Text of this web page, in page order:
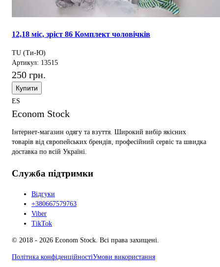
12,18 міс, зріст 86 Комплект чоловічків
TU (Ти-Ю)
Артикул: 13515
250 грн.
Купити
ES
Econom Stock
Інтернет-магазин одягу та взуття. Широкий вибір якісних
товарів від європейських брендів, професійний сервіс та швидка
доставка по всій Україні.
Служба підтримки
Відгуки
+380667579763
Viber
TikTok
© 2018 - 2026 Econom Stock. Всі права захищені.
Політика конфіденційностіУмови використання